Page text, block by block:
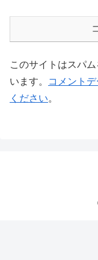
このサイトはスパ
います。
コメント
ください。